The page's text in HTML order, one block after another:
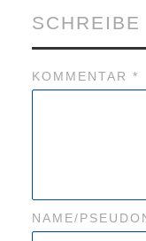
KOMMENTAR *
NAME/